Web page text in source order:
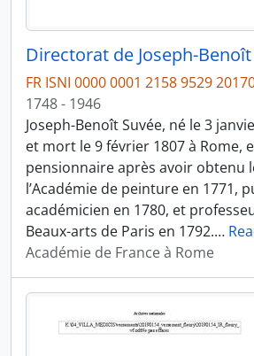
FR ISNI 0000 0001 2158 9529
1748 - 1946
Joseph-Benoît Suvée, né le 3
et mort le 9 février 1807 à Rome,
pensionnaire après avoir obtenu
l’Académie de peinture en 1771,
académicien en 1780, et
Beaux-arts de Paris en 1792.…
Académie de France à Rome